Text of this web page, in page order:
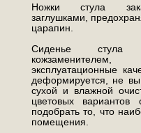
Ножки стула
заглушками,
царапин.
Сиденье стула
эксплуатационные
деформируется, не
сухой и влажной
цветовых
подобрать то, что
помещения.